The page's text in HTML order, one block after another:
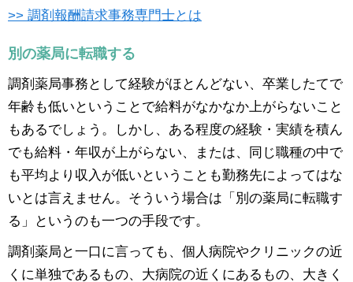
>> 調剤報酬請求事務専門士とは
別の薬局に転職する
調剤薬局事務として経験がほとんどない、卒業したてで
年齢も低いということで給料がなかなか上がらないこと
もあるでしょう。しかし、ある程度の経験・実績を積ん
でも給料・年収が上がらない、または、同じ職種の中で
も平均より収入が低いということも勤務先によってはな
いとは言えません。そういう場合は「別の薬局に転職す
る」というのも一つの手段です。
調剤薬局と一口に言っても、個人病院やクリニックの近
くに単独であるもの、大病院の近くにあるもの、大きく